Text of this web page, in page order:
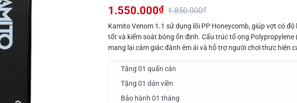
hạng
5
sao
1.850.000₫
Giá
gốc
1.850.000₫.
1.550.000₫
Giá
hiện
1.550.000₫.
Kamito Venom 1.1 sử dụng lõi PP Honeycomb, giúp vợt có
tốt và kiểm soát bóng ổn định. Cấu trúc tổ ong Polypropylene
mang lại cảm giác đánh êm ái và hỗ trợ người chơi thực hiện
Tặng 01 quấn cán
Tặng 01 dán viền
Bảo hành 01 tháng